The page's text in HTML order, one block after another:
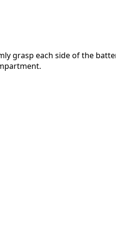
grasp each side of the